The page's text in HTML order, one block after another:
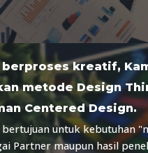
berproses kreatif,
metode Design
Centered Design.
bertujuan untuk kebutuhan
Partner maupun hasil